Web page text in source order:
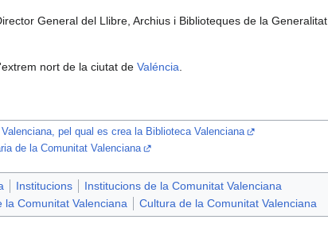
General del Llibre, Archius i Biblioteques de la Generalitat
nort de la ciutat de Valéncia
pel qual es crea la Biblioteca Valenciana
de la Comunitat Valenciana
Institucions
Institucions de la Comunitat Valenciana
la Comunitat Valenciana Cultura de la Comunitat Valenciana